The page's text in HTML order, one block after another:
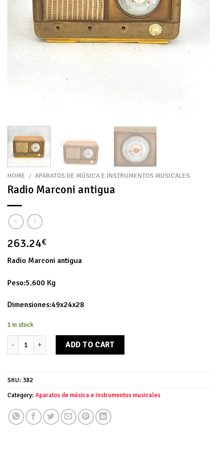
HOME / APARATOS DE MÚSICA E INSTRUMENTOS MUSICALES
Radio Marconi antigua
263.24€
Radio Marconi antigua
Peso:5.600 Kg
Dimensiones:49x24x28
1 in stock
Radio Marconi antigua quantity
ADD TO CART
SKU: 382
Category: Aparatos de música e Instrumentos musicales